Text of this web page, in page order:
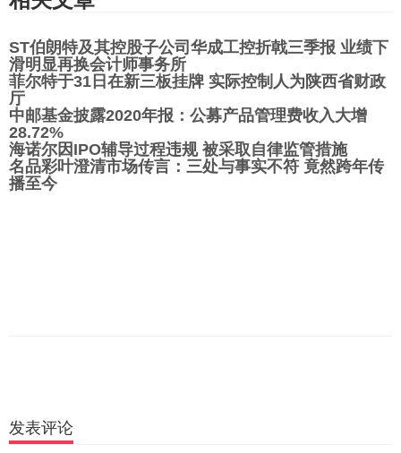
ST伯朗特及其控股子公司华成工控折戟三季报 业绩下
滑明显再换会计师事务所
菲尔特于31日在新三板挂牌 实际控制人为陕西省财政
厅
中邮基金披露2020年报：公募产品管理费收入大增
28.72%
海诺尔因IPO辅导过程违规 被采取自律监管措施
名品彩叶澄清市场传言：三处与事实不符 竟然跨年传
播至今
发表评论